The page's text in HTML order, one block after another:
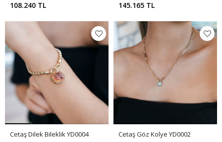
108.240 TL 145.165 TL
Cetaş Dilek Bileklik YD0004 Cetaş Göz Kolye YD0002